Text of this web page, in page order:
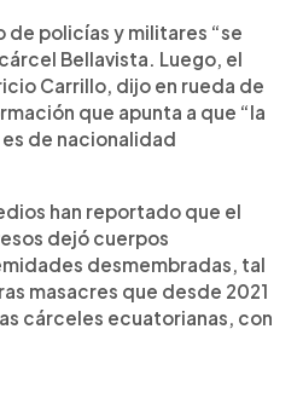
policías y militares “se
Bellavista. Luego, el
Carrillo, dijo en rueda de
que apunta a que “la
de nacionalidad
han reportado que el
dejó cuerpos
desmembradas, tal
masacres que desde 2021
cárceles ecuatorianas, con